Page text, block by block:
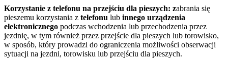
Korzystanie z telefonu na przejściu dla pieszych: zabrania się
pieszemu korzystania z telefonu lub innego urządzenia
elektronicznego podczas wchodzenia lub przechodzenia przez
jezdnię, w tym również przez przejście dla pieszych lub torowisko,
w sposób, który prowadzi do ograniczenia możliwości obserwacji
sytuacji na jezdni, torowisku lub przejściu dla pieszych.